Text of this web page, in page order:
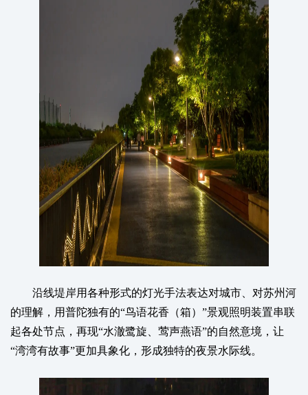
沿线堤岸用各种形式的灯光手法表达对城市、对苏州河
的理解，用普陀独有的“鸟语花香（箱）”景观照明装置串联
起各处节点，再现“水澈鹭旋、莺声燕语”的自然意境，让
“湾湾有故事”更加具象化，形成独特的夜景水际线。